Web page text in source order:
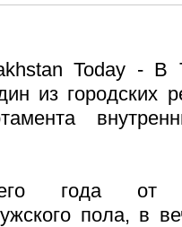
Today - В
из городских
года от
пола, в